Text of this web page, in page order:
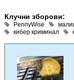
Клучни зборови:
PennyWise
кибер криминал